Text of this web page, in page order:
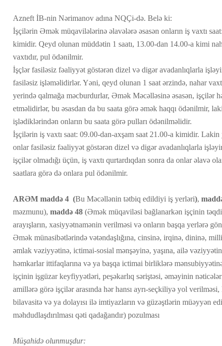
Azneft İB-nin Nərimanov adına NQÇi-də. Belə ki:
İşçilərin Əmək müqavilələrinə əlavələrə əsasən onların iş vaxtı
kimidir. Qeyd olunan müddətin 1 saatı, 13.00-dan 14.00-a kimi
vaxtıdır, pul ödənilmir.
İşçlər fasiləsiz fəaliyyət göstərən dizel və digər avadanlıqlarla
fasiləsiz işləməlidirlər. Yəni, qeyd olunan 1 saat ərzində, nahar
yerində qalmağa məcburdurlar, Əmək Məcəlləsinə əsasən, işçilər
etməlidirlər, bu əsasdan da bu saata görə əmək haqqı ödənilmir,
işlədiklərindən onların bu saata görə pulları ödənilməlidir.
İşçilərin iş vaxtı saat: 09.00-dan-axşam saat 21.00-a kimidir.
onlar fasiləsiz fəaliyyət göstərən dizel və digər avadanlıqlarla
işçilər olmadığı üçün, iş vaxtı qurtardıqdan sonra da onlar əlavə
saatlara görə də onlara pul ödənilmir.
ARƏM maddə 4 (Bu Məcəllənin tətbiq edildiyi iş yerləri),
məzmunu), maddə 48 (Əmək müqaviləsi bağlanarkən işçinin
arayışların, xasiyyətnamənin verilməsi və onların başqa yerlərə
Əmək münasibətlərində vətəndaşlığına, cinsinə, irqinə, dininə,
əmlak vəziyyətinə, ictimai-sosial mənşəyinə, yaşına, ailə
həmkarlar ittifaqlarına və ya başqa ictimai birliklərə
işçinin işgüzar keyfiyyətləri, peşəkarlıq səriştəsi, əməyinin
amillərə görə işçilər arasında hər hansı ayrı-seçkiliyə yol
bilavasitə və ya dolayısı ilə imtiyazların və güzəştlərin müəyyən
məhdudlaşdırılması qəti qadağandır) pozulması
Müşahidə olunmuşdur: